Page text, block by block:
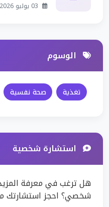
الوسوم
تغذية صحة نفسية
استشارة شخصية
هل ترغب في معرفة
شخصي؟ احجز استشارتك مع